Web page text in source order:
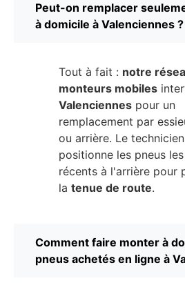
Peut-on remplacer
à domicile à Valenciennes ?
Tout à fait : notre
monteurs mobiles
Valenciennes pour un
remplacement par
ou arrière. Le technicien
positionne les pneus
récents à l'arrière pour
la tenue de route.
Comment faire monter à
pneus achetés en ligne à